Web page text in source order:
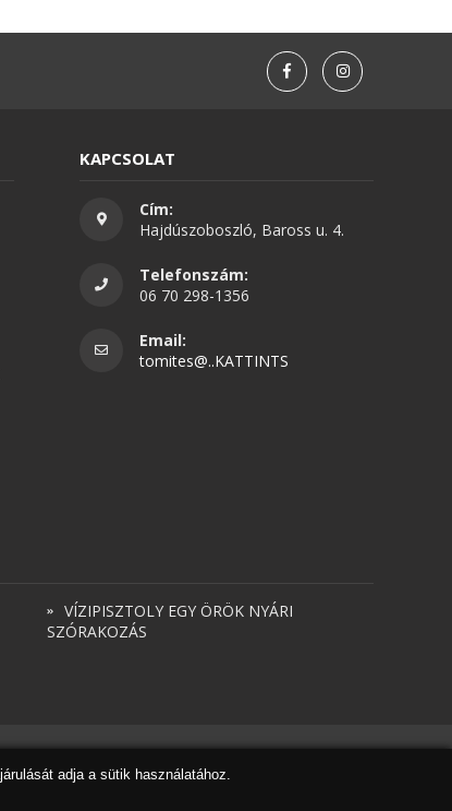
KAPCSOLAT
Cím:
Hajdúszoboszló, Baross u. 4.
Telefonszám:
06 70 298-1356
Email:
tomites@..KATTINTS
VÍZIPISZTOLY EGY ÖRÖK NYÁRI
SZÓRAKOZÁS
,webdesign,keresőoptimalizálás
tanácsadónk a
adja a sütik használatához.